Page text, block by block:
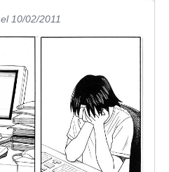
el 10/02/2011